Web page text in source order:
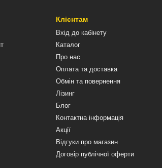
Клієнтам
Вхід до кабінету
Каталог
Про нас
Оплата та доставка
Обмін та повернення
Лізинг
Блог
Контактна інформація
Акції
Відгуки про магазин
Договір публічної оферти